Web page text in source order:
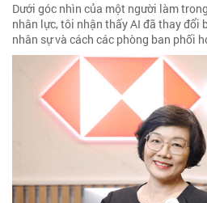
Dưới góc nhìn của một người làm
nhân lực, tôi nhận thấy AI đã thay đổi
nhân sự và cách các phòng ban phối